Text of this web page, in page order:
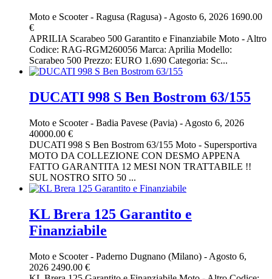
Moto e Scooter- Ragusa (Ragusa) -Agosto 6, 2026 1690.00
€
APRILIA Scarabeo 500 Garantito e Finanziabile Moto - Altro
Codice: RAG-RGM260056 Marca: Aprilia Modello:
Scarabeo 500 Prezzo: EURO 1.690 Categoria: Sc...
DUCATI 998 S Ben Bostrom 63/155
Moto e Scooter- Badia Pavese (Pavia) - Agosto 6, 2026
40000.00 €
DUCATI 998 S Ben Bostrom 63/155 Moto - Supersportiva
MOTO DA COLLEZIONE CON DESMO APPENA
FATTO GARANTITA 12 MESI NON TRATTABILE !!
SUL NOSTRO SITO 50 ...
KL Brera 125 Garantito e
Finanziabile
Moto e Scooter- Paderno Dugnano (Milano) - Agosto 6,
2026 2490.00 €